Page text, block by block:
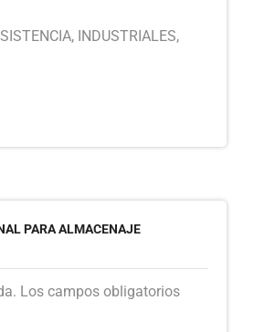
, INDUSTRIALES,
PARA ALMACENAJE
Los campos obligatorios